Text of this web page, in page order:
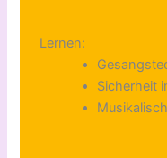
Lernen:
Sicherheit